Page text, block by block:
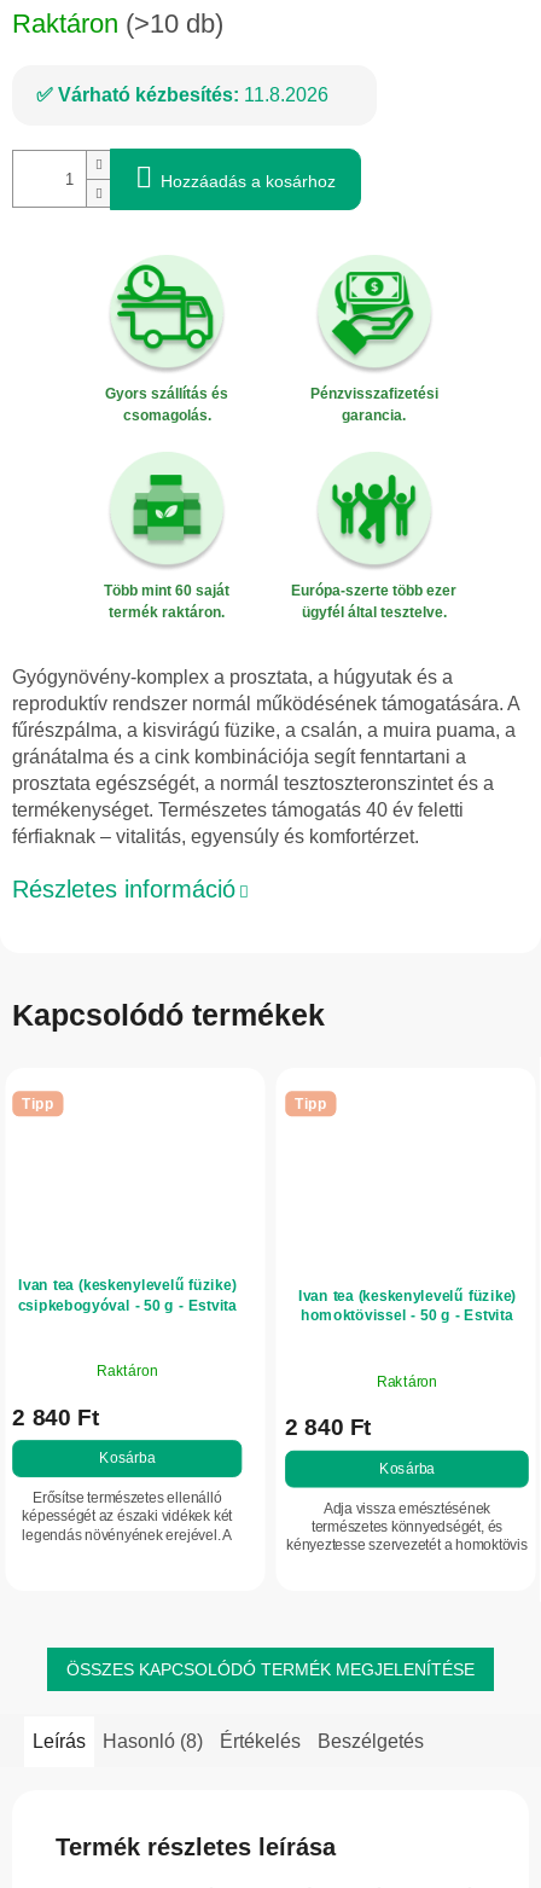
Raktáron (>10 db)
Várható kézbesítés: 11.8.2026
Hozzáadás a kosárhoz
Gyors szállítás és
csomagolás.
Pénzvisszafizetési
garancia.
Több mint 60 saját
termék raktáron.
Európa-szerte több ezer
ügyfél által tesztelve.
Gyógynövény-komplex a prosztata, a húgyutak és a
reproduktív rendszer normál működésének támogatására. A
fűrészpálma, a kisvirágú füzike, a csalán, a muira puama, a
gránátalma és a cink kombinációja segít fenntartani a
prosztata egészségét, a normál tesztoszteronszintet és a
termékenységet. Természetes támogatás 40 év feletti
férfiaknak – vitalitás, egyensúly és komfortérzet.
Részletes információ
Kapcsolódó termékek
Tipp
Ivan tea (keskenylevelű füzike)
csipkebogyóval - 50 g - Estvita
Raktáron
2 840 Ft
Kosárba
Erősítse természetes ellenálló
képességét az északi vidékek két
legendás növényének erejével. A
Tipp
Ivan tea (keskenylevelű füzike)
homoktövissel - 50 g - Estvita
Raktáron
2 840 Ft
Kosárba
Adja vissza emésztésének
természetes könnyedségét, és
kényeztesse szervezetét a homoktövis
ÖSSZES KAPCSOLÓDÓ TERMÉK MEGJELENÍTÉSE
Leírás Hasonló (8) Értékelés Beszélgetés
Termék részletes leírása